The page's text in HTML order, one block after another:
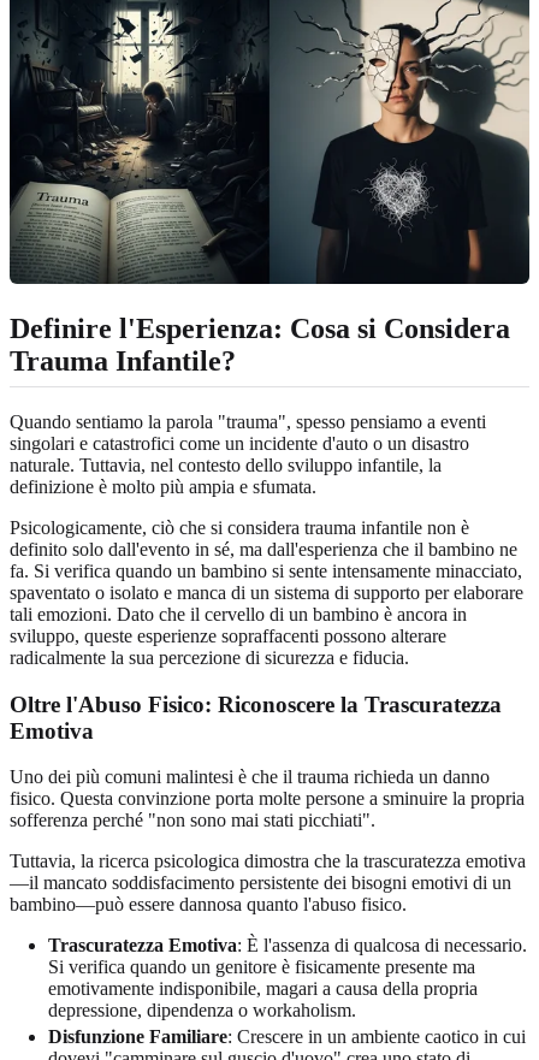
Definire l'Esperienza: Cosa si Considera
Trauma Infantile?
Quando sentiamo la parola "trauma", spesso pensiamo a eventi
singolari e catastrofici come un incidente d'auto o un disastro
naturale. Tuttavia, nel contesto dello sviluppo infantile, la
definizione è molto più ampia e sfumata.
Psicologicamente, ciò che si considera trauma infantile non è
definito solo dall'evento in sé, ma dall'esperienza che il bambino ne
fa. Si verifica quando un bambino si sente intensamente minacciato,
spaventato o isolato e manca di un sistema di supporto per elaborare
tali emozioni. Dato che il cervello di un bambino è ancora in
sviluppo, queste esperienze sopraffacenti possono alterare
radicalmente la sua percezione di sicurezza e fiducia.
Oltre l'Abuso Fisico: Riconoscere la Trascuratezza
Emotiva
Uno dei più comuni malintesi è che il trauma richieda un danno
fisico. Questa convinzione porta molte persone a sminuire la propria
sofferenza perché "non sono mai stati picchiati".
Tuttavia, la ricerca psicologica dimostra che la trascuratezza emotiva
—il mancato soddisfacimento persistente dei bisogni emotivi di un
bambino—può essere dannosa quanto l'abuso fisico.
Trascuratezza Emotiva: È l'assenza di qualcosa di necessario.
Si verifica quando un genitore è fisicamente presente ma
emotivamente indisponibile, magari a causa della propria
depressione, dipendenza o workaholism.
Disfunzione Familiare: Crescere in un ambiente caotico in cui